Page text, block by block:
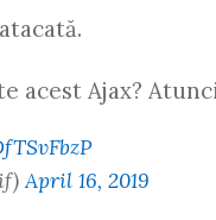
acest Ajax?
April 16, 2019